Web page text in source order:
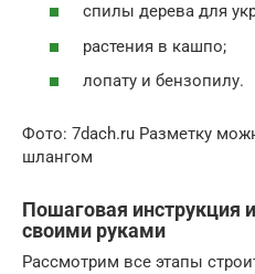
спилы дерева для
растения в кашпо;
лопату и бензопилу.
Фото: 7dach.ru Разметку
шлангом
Пошаговая инструкция
своими руками
Рассмотрим все этапы